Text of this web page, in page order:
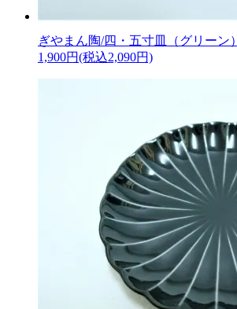
ぎやまん陶/四・五寸皿（グリーン
1,900円(税込2,090円)